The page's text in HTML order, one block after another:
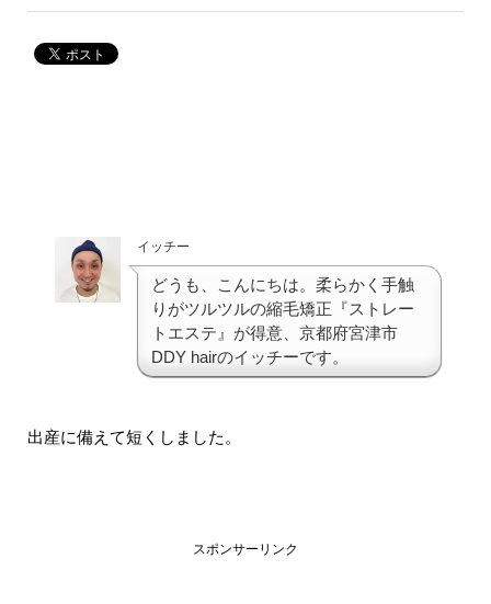
イッチー
どうも、こんにちは。柔らかく手触
りがツルツルの縮毛矯正『ストレー
トエステ』が得意、京都府宮津市
DDY hairのイッチーです。
出産に備えて短くしました。
スポンサーリンク